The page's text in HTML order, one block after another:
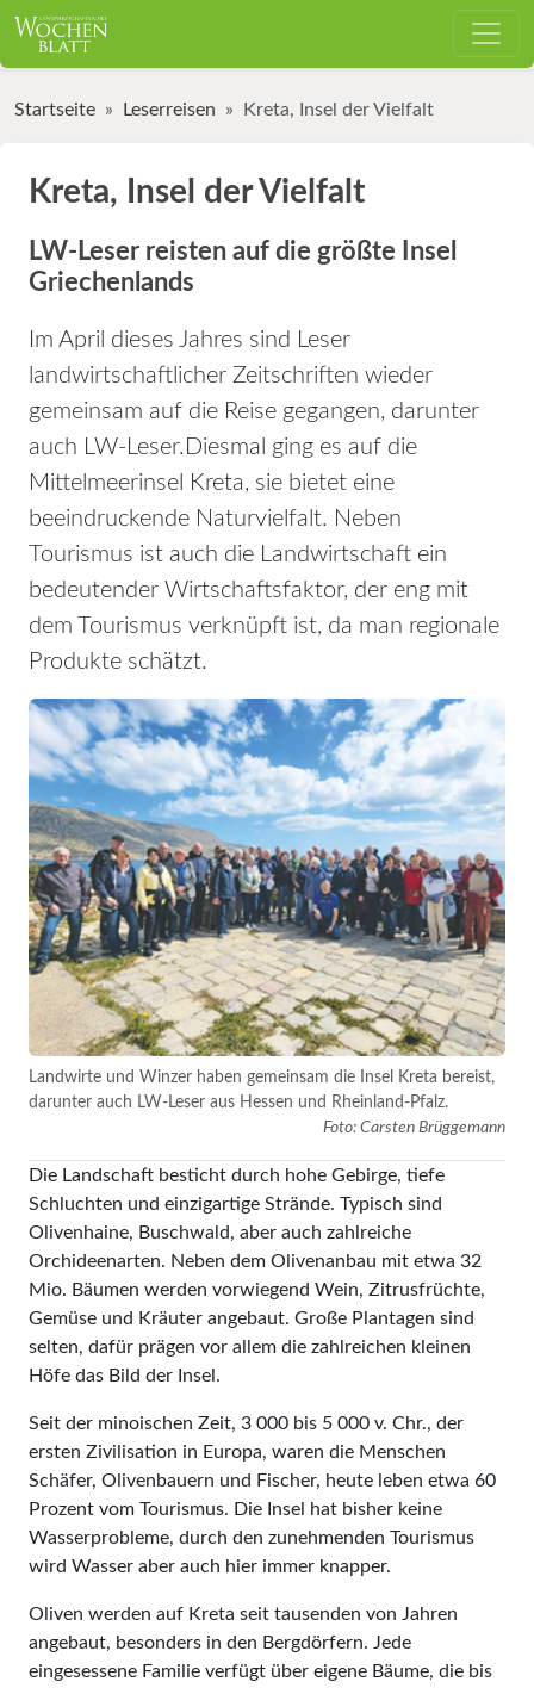
Startseite Leserreisen Kreta, Insel der Vielfalt
Kreta, Insel der Vielfalt
LW-Leser reisten auf die größte Insel
Griechenlands
Im April dieses Jahres sind Leser
landwirtschaftlicher Zeitschriften wieder
gemeinsam auf die Reise gegangen, darunter
auch LW-Leser.Diesmal ging es auf die
Mittelmeerinsel Kreta, sie bietet eine
beeindruckende Naturvielfalt. Neben
Tourismus ist auch die Landwirtschaft ein
bedeutender Wirtschaftsfaktor, der eng mit
dem Tourismus verknüpft ist, da man regionale
Produkte schätzt.
Landwirte und Winzer haben gemeinsam die Insel Kreta bereist,
darunter auch LW-Leser aus Hessen und Rheinland-Pfalz.
Foto: Carsten Brüggemann
Die Landschaft besticht durch hohe Gebirge, tiefe
Schluchten und einzigartige Strände. Typisch sind
Olivenhaine, Buschwald, aber auch zahlreiche
Orchideenarten. Neben dem Olivenanbau mit etwa 32
Mio. Bäumen werden vorwiegend Wein, Zitrusfrüchte,
Gemüse und Kräuter angebaut. Große Plantagen sind
selten, dafür prägen vor allem die zahlreichen kleinen
Höfe das Bild der Insel.
Seit der minoischen Zeit, 3 000 bis 5 000 v. Chr., der
ersten Zivilisation in Europa, waren die Menschen
Schäfer, Olivenbauern und Fischer, heute leben etwa 60
Prozent vom Tourismus. Die Insel hat bisher keine
Wasserprobleme, durch den zunehmenden Tourismus
wird Wasser aber auch hier immer knapper.
Oliven werden auf Kreta seit tausenden von Jahren
angebaut, besonders in den Bergdörfern. Jede
eingesessene Familie verfügt über eigene Bäume, die bis